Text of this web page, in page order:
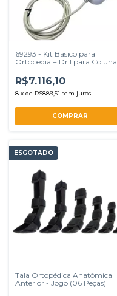
69293 - Kit Básico para
Ortopedia + Dril para Coluna
R$7.116,10
8 x de R$889,51 sem juros
ESGOTADO
Tala Ortopédica Anatômica
Anterior - Jogo (06 Peças)